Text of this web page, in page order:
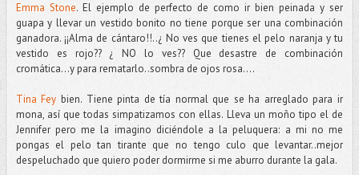
Emma Stone. El ejemplo de perfecto de como ir bien peinada y ser
guapa y llevar un vestido bonito no tiene porque ser una combinación
ganadora. ¡¡Alma de cántaro!!..¿ No ves que tienes el pelo naranja y tu
vestido es rojo?? ¿ NO lo ves?? Que desastre de combinación
cromática...y para rematarlo..sombra de ojos rosa....
Tina Fey bien. Tiene pinta de tía normal que se ha arreglado para ir
mona, así que todas simpatizamos con ellas. Lleva un moño tipo el de
Jennifer pero me la imagino diciéndole a la peluquera: a mi no me
pongas el pelo tan tirante que no tengo culo que levantar..mejor
despeluchado que quiero poder dormirme si me aburro durante la gala.